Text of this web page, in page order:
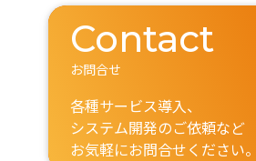
Contact
お問合せ
各種サービス導入、
システム開発のご依頼など
お気軽にお問合せください。